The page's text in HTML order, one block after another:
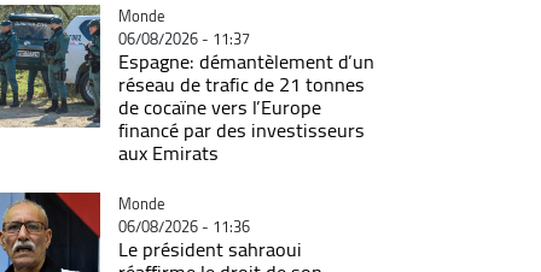
Catégorie
Monde
06/08/2026 - 11:37
Espagne: démantèlement d’un
réseau de trafic de 21 tonnes
de cocaïne vers l’Europe
financé par des investisseurs
aux Emirats
Catégorie
Monde
06/08/2026 - 11:36
Le président sahraoui